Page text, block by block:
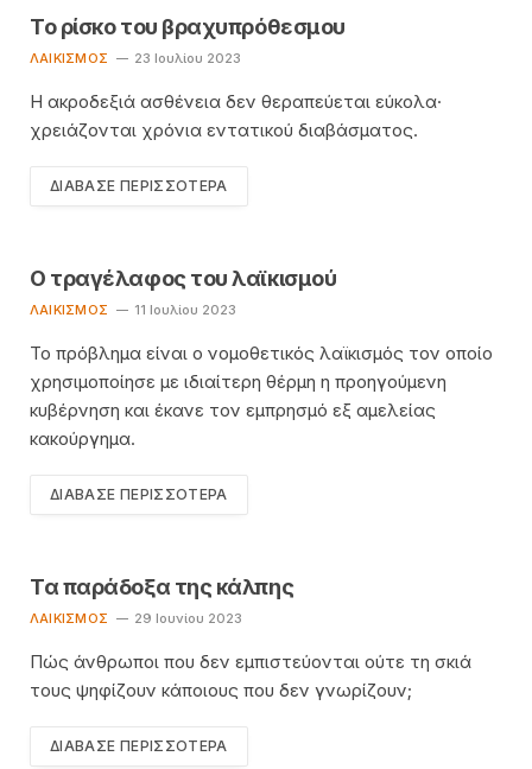
Το ρίσκο του βραχυπρόθεσμου
ΛΑΙΚΙΣΜΌΣ 23 Ιουλίου 2023
Η ακροδεξιά ασθένεια δεν θεραπεύεται εύκολα·
χρειάζονται χρόνια εντατικού διαβάσματος.
ΔΙΆΒΑΣΕ ΠΕΡΙΣΣΌΤΕΡΑ
Ο τραγέλαφος του λαϊκισμού
ΛΑΙΚΙΣΜΌΣ 11 Ιουλίου 2023
Το πρόβλημα είναι ο νομοθετικός λαϊκισμός τον οποίο
χρησιμοποίησε με ιδιαίτερη θέρμη η προηγούμενη
κυβέρνηση και έκανε τον εμπρησμό εξ αμελείας
κακούργημα.
ΔΙΆΒΑΣΕ ΠΕΡΙΣΣΌΤΕΡΑ
Τα παράδοξα της κάλπης
ΛΑΙΚΙΣΜΌΣ 29 Ιουνίου 2023
Πώς άνθρωποι που δεν εμπιστεύονται ούτε τη σκιά
τους ψηφίζουν κάποιους που δεν γνωρίζουν;
ΔΙΆΒΑΣΕ ΠΕΡΙΣΣΌΤΕΡΑ